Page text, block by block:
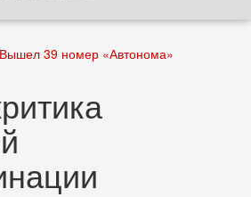
Вышел 39 номер «Автонома»